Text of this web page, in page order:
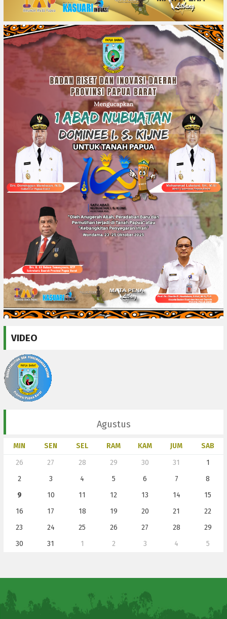
VIDEO
Agustus
MIN SEN SEL RAM KAM JUM
SAB
26
27 28 29 30 31
1
2
3 4 5 6 7
8
9
10 11 12 13 14
15
16
17 18 19 20 21
22
23
24 25 26 27 28
29
30
31 1 2 3 4 5